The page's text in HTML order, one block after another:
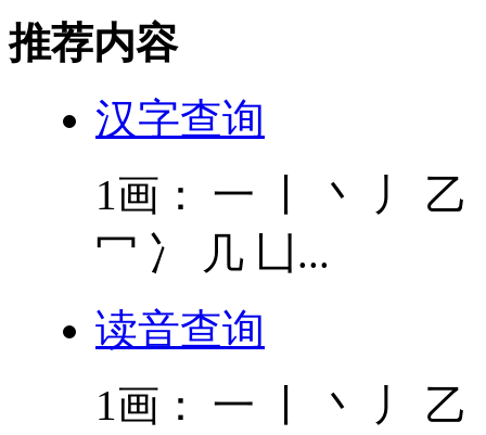
推荐内容
汉字查询
1画： 一 丨 丶 丿
冖 冫 几 凵...
读音查询
1画： 一 丨 丶 丿